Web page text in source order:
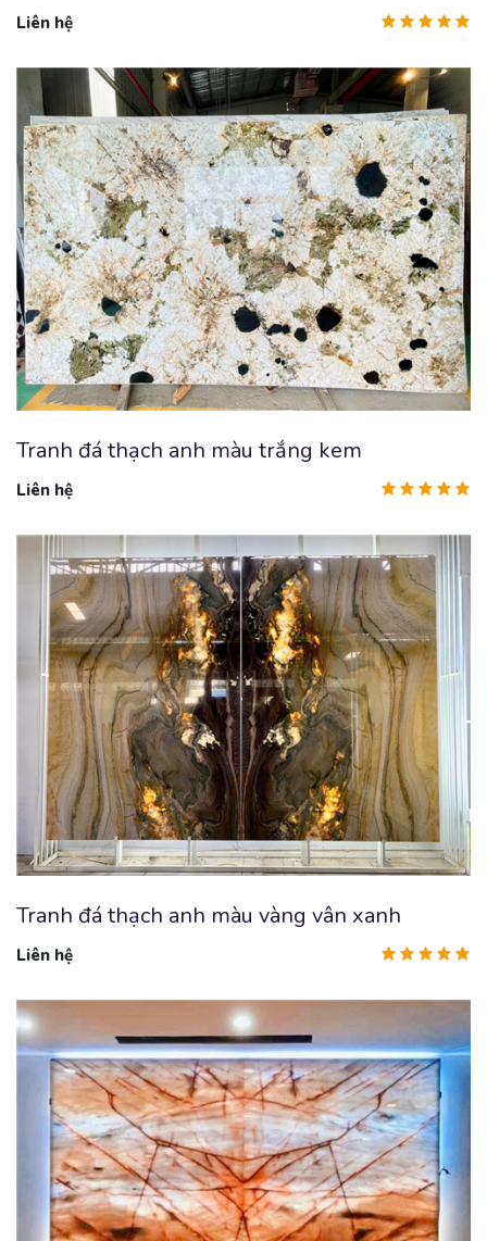
Liên hệ
Tranh đá thạch anh màu trắng kem
Liên hệ
Tranh đá thạch anh màu vàng vân xanh
Liên hệ